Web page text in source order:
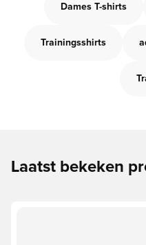
Dames T-shirts
Trainingsshirts
Laatst bekeken